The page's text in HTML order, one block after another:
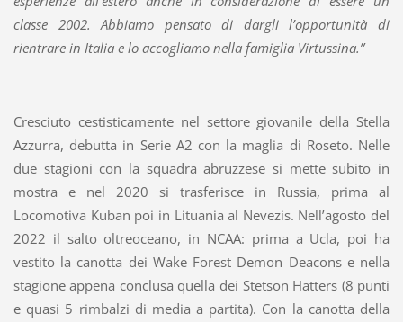
classe 2002. Abbiamo pensato di dargli l’opportunità di
rientrare in Italia e lo accogliamo nella famiglia Virtussina.”
Cresciuto cestisticamente nel settore giovanile della Stella
Azzurra, debutta in Serie A2 con la maglia di Roseto. Nelle
due stagioni con la squadra abruzzese si mette subito in
mostra e nel 2020 si trasferisce in Russia, prima al
Locomotiva Kuban poi in Lituania al Nevezis. Nell’agosto del
2022 il salto oltreoceano, in NCAA: prima a Ucla, poi ha
vestito la canotta dei Wake Forest Demon Deacons e nella
stagione appena conclusa quella dei Stetson Hatters (8 punti
e quasi 5 rimbalzi di media a partita). Con la canotta della